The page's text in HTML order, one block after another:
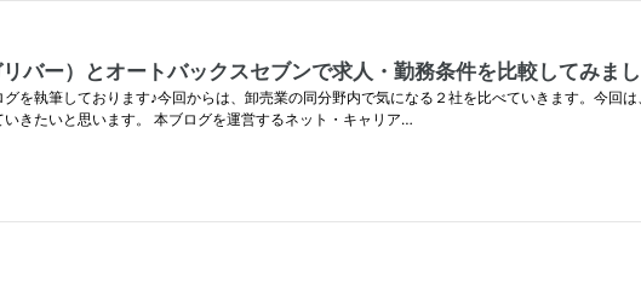
バー）とオートバックスセブンで求人・勤務条件を比較してみま
を執筆しております♪今回からは、卸売業の同分野内で気になる２社を比べていきます。今回
きたいと思います。 本ブログを運営するネット・キャリア…